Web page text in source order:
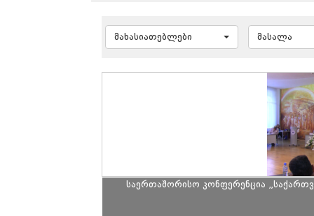
მახასიათებლები მასალა
საერთაშორისო კონფერენცია